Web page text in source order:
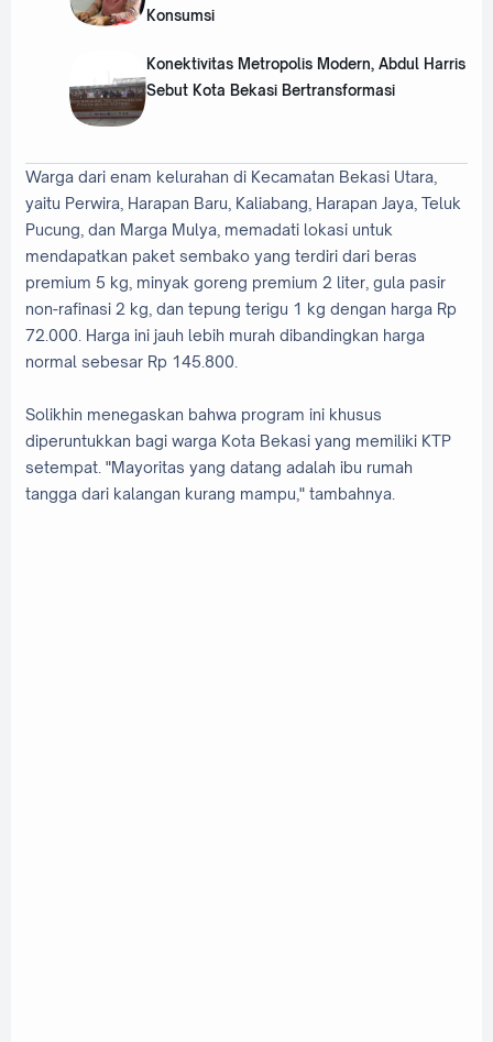
Konsumsi
Konektivitas Metropolis Modern, Abdul Harris
Sebut Kota Bekasi Bertransformasi
Warga dari enam kelurahan di Kecamatan Bekasi Utara,
yaitu Perwira, Harapan Baru, Kaliabang, Harapan Jaya, Teluk
Pucung, dan Marga Mulya, memadati lokasi untuk
mendapatkan paket sembako yang terdiri dari beras
premium 5 kg, minyak goreng premium 2 liter, gula pasir
non-rafinasi 2 kg, dan tepung terigu 1 kg dengan harga Rp
72.000. Harga ini jauh lebih murah dibandingkan harga
normal sebesar Rp 145.800.
Solikhin menegaskan bahwa program ini khusus
diperuntukkan bagi warga Kota Bekasi yang memiliki KTP
setempat. "Mayoritas yang datang adalah ibu rumah
tangga dari kalangan kurang mampu," tambahnya.